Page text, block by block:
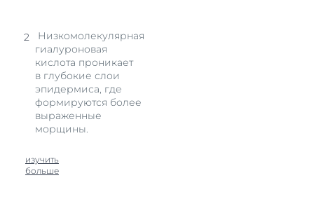
Низкомолекулярная
гиалуроновая
кислота проникает
в глубокие слои
эпидермиса, где
формируются более
выраженные
морщины.
изучить
больше